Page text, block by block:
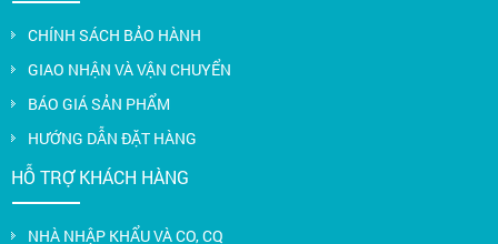
CHÍNH SÁCH BẢO HÀNH
GIAO NHẬN VÀ VẬN CHUYỂN
BÁO GIÁ SẢN PHẨM
HƯỚNG DẪN ĐẶT HÀNG
HỖ TRỢ KHÁCH HÀNG
NHÀ NHẬP KHẨU VÀ CO, CQ